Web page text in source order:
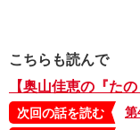
こちらも読んで
【奥山佳恵の『た
次回の話を読む
第